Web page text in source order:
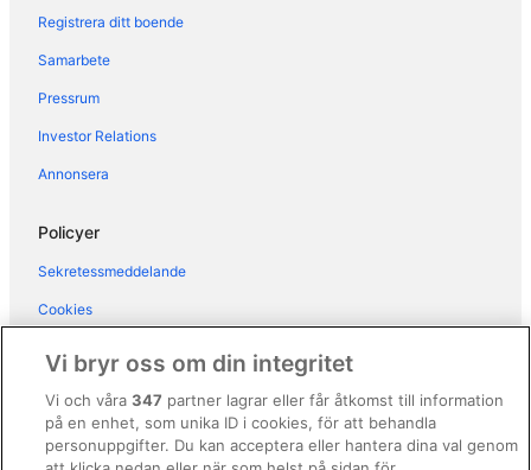
Vandrarhem i Skara
Pensionat i Skara
Hotell i närheten av Skara Sommarland
Stugor i Spiken
Registrera ditt boende
Samarbete
Pressrum
Investor Relations
Annonsera
Policyer
Sekretessmeddelande
Cookies
Regler och villkor för Vrbo
Tillgänglighetsanpassning
Vi bryr oss om din integritet
Vi och våra347 partner lagrar eller får åtkomst till information
på en enhet, som unika ID i cookies, för att behandla
personuppgifter. Du kan acceptera eller hantera dina val genom